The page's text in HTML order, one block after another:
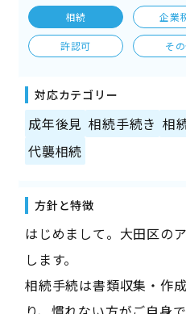
相続 企業
許認可 そ
対応カテゴリー
成年後見 相続手続き 相
代襲相続
方針と特徴
はじめまして。大田区の
します。
相続手続は書類収集・作